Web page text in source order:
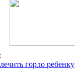
горло ребенку